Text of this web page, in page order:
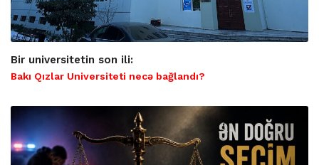
Bir universitetin son ili:
Bakı Qızlar Universiteti necə bağlandı?